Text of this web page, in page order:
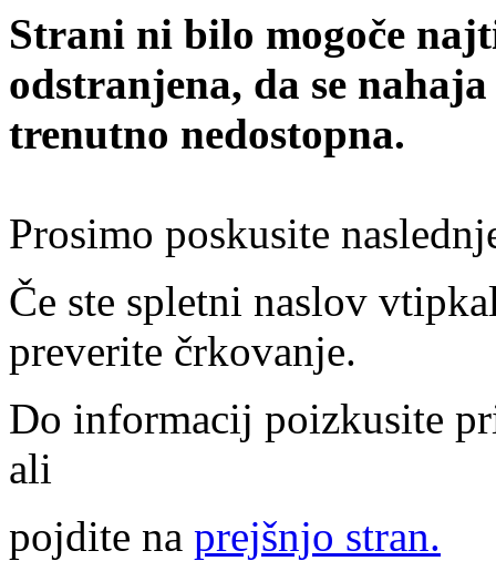
Strani ni bilo mogoče
odstranjena, da se
trenutno nedostopna.
Prosimo poskusite
Če ste spletni naslov
preverite črkovanje.
Do informacij poizkusite
ali
pojdite na prejšnjo stran.